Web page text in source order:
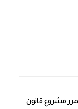
مشروع قانون